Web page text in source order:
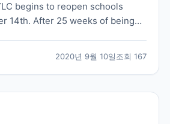
begins to reopen schools
14th. After 25 weeks of being
2020년 9월 10일조회 167